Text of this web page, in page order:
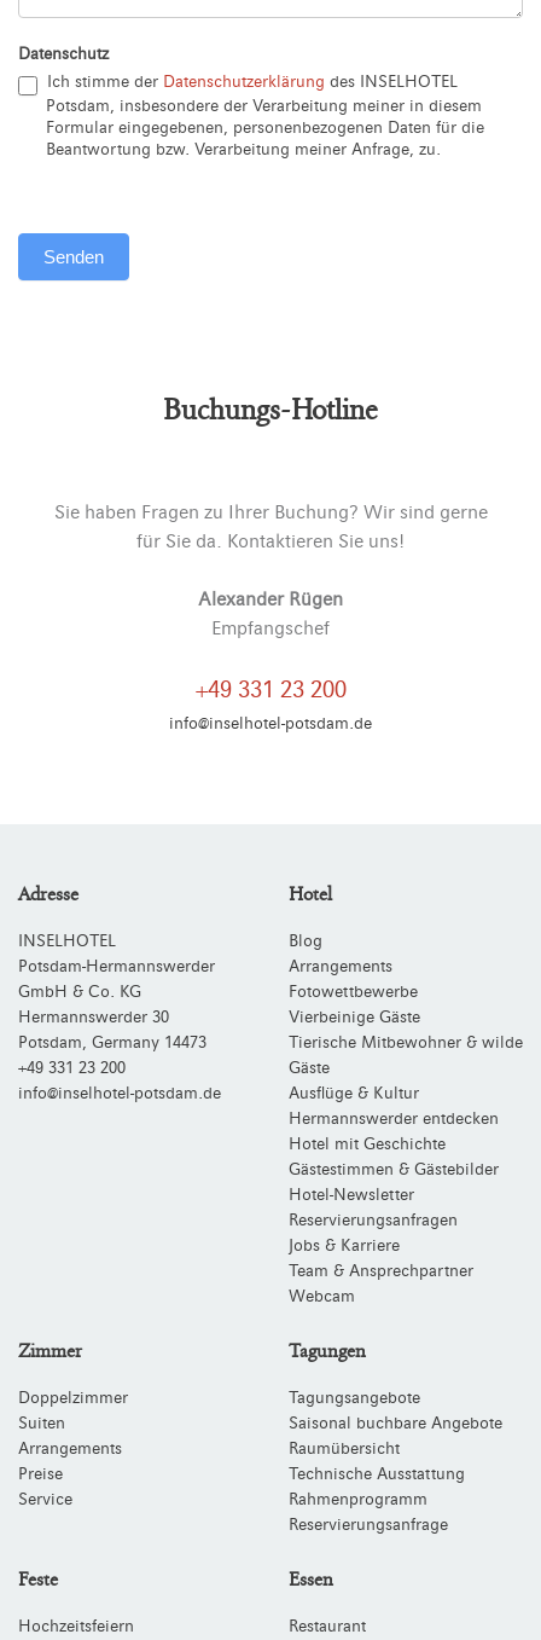
Datenschutz
Ich stimme der Datenschutzerklärung des INSELHOTEL
Potsdam, insbesondere der Verarbeitung meiner in diesem
Formular eingegebenen, personenbezogenen Daten für die
Beantwortung bzw. Verarbeitung meiner Anfrage, zu.
Senden
Buchungs-Hotline
Sie haben Fragen zu Ihrer Buchung? Wir sind gerne
für Sie da. Kontaktieren Sie uns!
Alexander Rügen
Empfangschef
+49 331 23 200
info@inselhotel-potsdam.de
Adresse
INSELHOTEL
Potsdam-Hermannswerder
GmbH & Co. KG
Hermannswerder 30
Potsdam, Germany 14473
+49 331 23 200
info@inselhotel-potsdam.de
Hotel
Blog
Arrangements
Fotowettbewerbe
Vierbeinige Gäste
Tierische Mitbewohner & wilde
Gäste
Ausflüge & Kultur
Hermannswerder entdecken
Hotel mit Geschichte
Gästestimmen & Gästebilder
Hotel-Newsletter
Reservierungsanfragen
Jobs & Karriere
Team & Ansprechpartner
Webcam
Zimmer
Doppelzimmer
Suiten
Arrangements
Preise
Service
Tagungen
Tagungsangebote
Saisonal buchbare Angebote
Raumübersicht
Technische Ausstattung
Rahmenprogramm
Reservierungsanfrage
Feste
Hochzeitsfeiern
Essen
Restaurant